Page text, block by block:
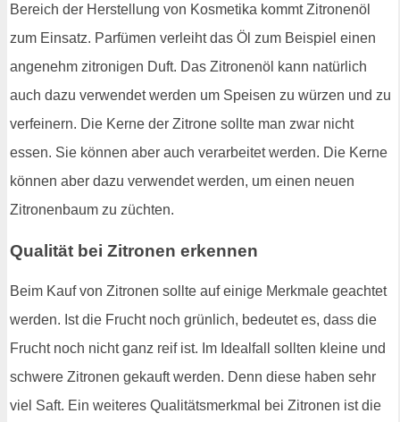
Bereich der Herstellung von Kosmetika kommt Zitronenöl
zum Einsatz. Parfümen verleiht das Öl zum Beispiel einen
angenehm zitronigen Duft. Das Zitronenöl kann natürlich
auch dazu verwendet werden um Speisen zu würzen und zu
verfeinern. Die Kerne der Zitrone sollte man zwar nicht
essen. Sie können aber auch verarbeitet werden. Die Kerne
können aber dazu verwendet werden, um einen neuen
Zitronenbaum zu züchten.
Qualität bei Zitronen erkennen
Beim Kauf von Zitronen sollte auf einige Merkmale geachtet
werden. Ist die Frucht noch grünlich, bedeutet es, dass die
Frucht noch nicht ganz reif ist. Im Idealfall sollten kleine und
schwere Zitronen gekauft werden. Denn diese haben sehr
viel Saft. Ein weiteres Qualitätsmerkmal bei Zitronen ist die